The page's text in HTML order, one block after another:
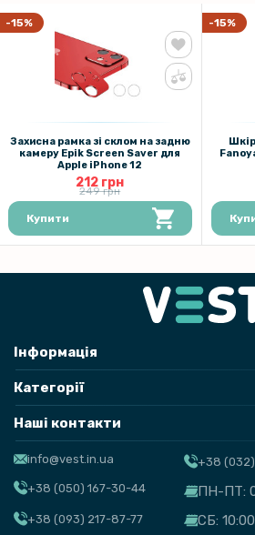
-15%
Захисна рамка зі склом на задню
камеру Epik Screen Saver для
Apple iPhone 12
212 грн
249 грн
Купити
-15%
Інформація
Категорії
Наші контакти
info@vest.in.ua
+38 (050) 167-30-44
+38 (093) 217-87-77
+38
ПН-ПТ:
СБ: